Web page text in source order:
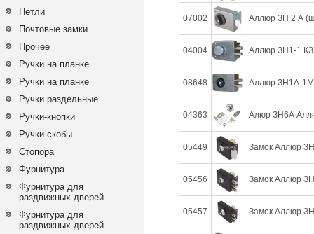
Петли
Почтовые замки
Прочее
Ручки на планке
Ручки на планке
Ручки раздельные
Ручки-кнопки
Ручки-скобы
Стопора
Фурнитура
Фурнитура для
раздвижных дверей
Фурнитура для
раздвижных дверей
07002 Аллюр ЗН 2 А
04004 Аллюр ЗН1-1
08648 Аллюр ЗН1А-
04363 Алюр ЗН6А
05449 Замок Аллюр
05456 Замок Аллюр
05457 Замок Аллюр